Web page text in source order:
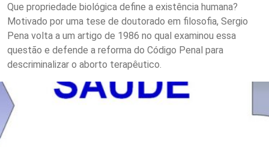
Que propriedade biológica define a existência humana?
Motivado por uma tese de doutorado em filosofia, Sergio
Pena volta a um artigo de 1986 no qual examinou essa
questão e defende a reforma do Código Penal para
descriminalizar o aborto terapêutico.